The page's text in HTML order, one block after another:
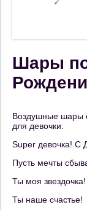
Шары
Воздушные шары
для девочки:
Super девочка! С
Пусть мечты
Ты моя звездочка!
Ты наше счастье!